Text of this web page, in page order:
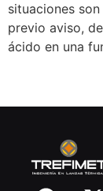
situaciones
previo aviso,
ácido en una